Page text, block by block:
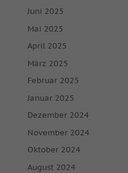
Juni 2025
Mai 2025
April 2025
März 2025
Februar 2025
Januar 2025
Dezember 2024
November 2024
Oktober 2024
August 2024